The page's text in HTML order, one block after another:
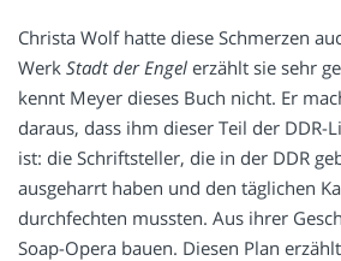
Christa Wolf hatte diese Schmerzen
Werk Stadt der Engel erzählt sie sehr
kennt Meyer dieses Buch nicht. Er
daraus, dass ihm dieser Teil der
ist: die Schriftsteller, die in der DDR
ausgeharrt haben und den täglichen
durchfechten mussten. Aus ihrer
Soap-Opera bauen. Diesen Plan